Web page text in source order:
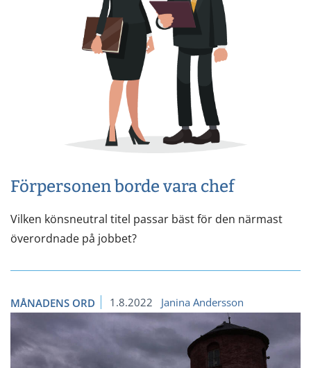
Förpersonen borde vara chef
Vilken könsneutral titel passar bäst för den närmast
överordnade på jobbet?
MÅNADENS ORD 1.8.2022 Janina Andersson